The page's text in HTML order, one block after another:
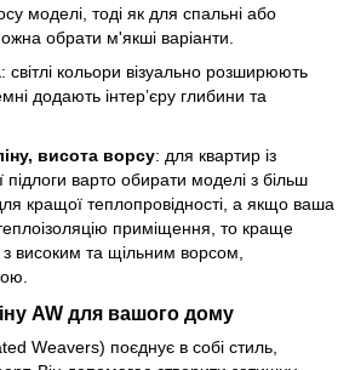
моделі, тоді як для спальні або
обрати м'якші варіанти.
: світлі кольори візуально розширюють
додають інтер’єру глибини та
висота ворсу: для квартир із
варто обирати моделі з більш
кращої теплопровідності, а якщо ваша
приміщення, то краще
високим та щільним ворсом,
AW для вашого дому
Weavers) поєднує в собі стиль,